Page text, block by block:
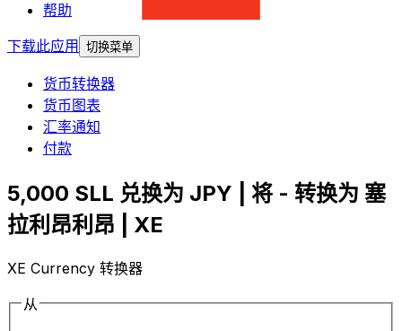
帮助
下载此应用
切换菜单
货币转换器
货币图表
汇率通知
付款
5,000 SLL 兑换为 JPY | 将 - 转换为 塞
拉利昂利昂 | XE
XE Currency 转换器
从